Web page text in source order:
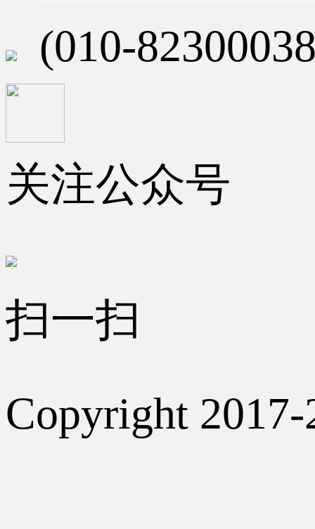
(010-
关注公众号
扫一扫
Copyright